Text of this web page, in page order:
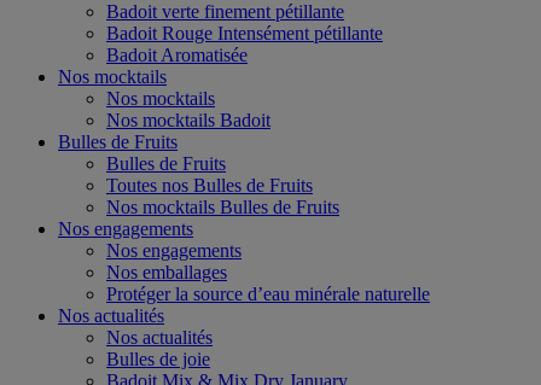
Badoit verte finement pétillante
Badoit Rouge Intensément pétillante
Badoit Aromatisée
Nos mocktails
Nos mocktails
Nos mocktails Badoit
Bulles de Fruits
Bulles de Fruits
Toutes nos Bulles de Fruits
Nos mocktails Bulles de Fruits
Nos engagements
Nos engagements
Nos emballages
Protéger la source d’eau minérale naturelle
Nos actualités
Nos actualités
Bulles de joie
Badoit Mix & Mix Dry January